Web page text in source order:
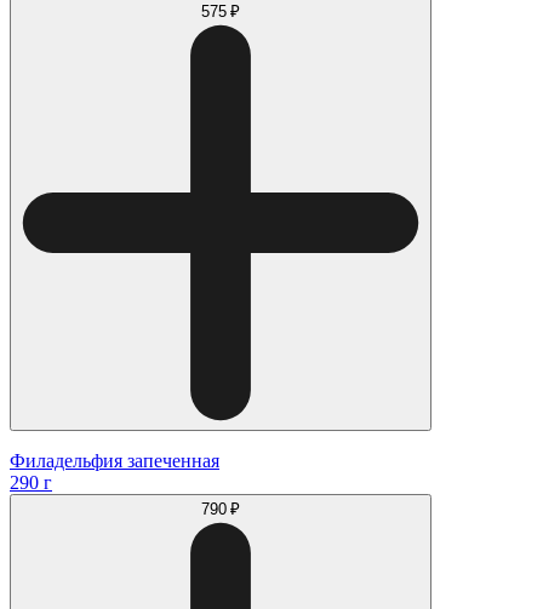
575 ₽
Филадельфия запеченная
290 г
790 ₽